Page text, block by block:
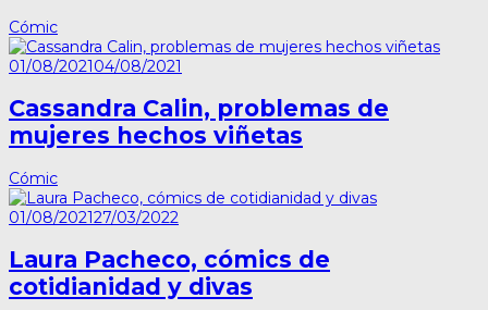
Cómic
01/08/202104/08/2021
Cassandra Calin, problemas de
mujeres hechos viñetas
Cómic
01/08/202127/03/2022
Laura Pacheco, cómics de
cotidianidad y divas